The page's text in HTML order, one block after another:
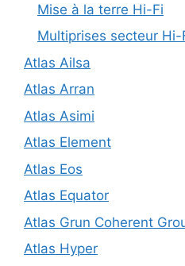
Mise à la terre Hi-Fi
Multiprises secteur Hi-
Atlas Ailsa
Atlas Arran
Atlas Asimi
Atlas Element
Atlas Eos
Atlas Equator
Atlas Grun Coherent
Atlas Hyper